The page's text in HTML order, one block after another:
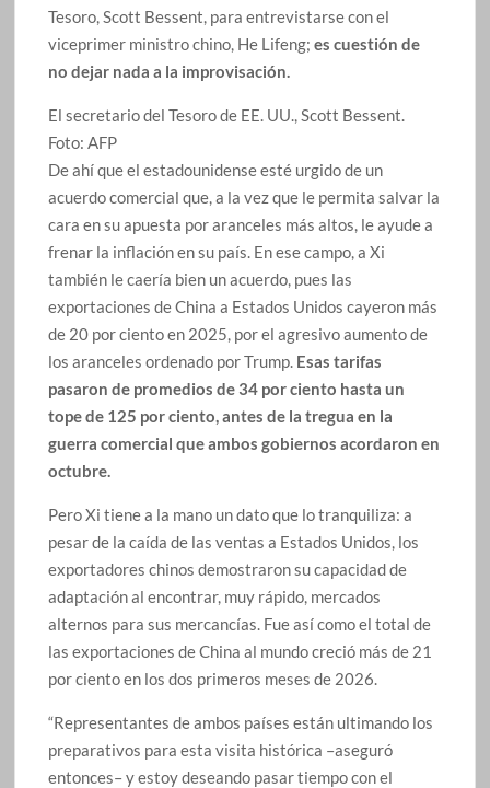
Tesoro, Scott Bessent, para entrevistarse con el
viceprimer ministro chino, He Lifeng;es cuestión de
no dejar nada a la improvisación.
El secretario del Tesoro de EE. UU., Scott Bessent.
Foto: AFP
De ahí que el estadounidense esté urgido de un
acuerdo comercial que, a la vez que le permita salvar la
cara en su apuesta por aranceles más altos, le ayude a
frenar la inflación en su país. En ese campo, a Xi
también le caería bien un acuerdo, pues las
exportaciones de China a Estados Unidos cayeron más
de 20 por ciento en 2025, por el agresivo aumento de
los aranceles ordenado por Trump. Esas tarifas
pasaron de promedios de 34 por ciento hasta un
tope de 125 por ciento, antes de la tregua en la
guerra comercial que ambos gobiernos acordaron en
octubre.
Pero Xi tiene a la mano un dato que lo tranquiliza: a
pesar de la caída de las ventas a Estados Unidos, los
exportadores chinos demostraron su capacidad de
adaptación al encontrar, muy rápido, mercados
alternos para sus mercancías. Fue así como el total de
las exportaciones de China al mundo creció más de 21
por ciento en los dos primeros meses de 2026.
Representantes de ambos países están ultimando los
preparativos para esta visita histórica –aseguró
entonces– y estoy deseando pasar tiempo con el